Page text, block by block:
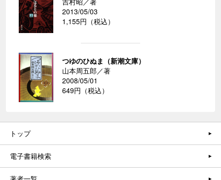
2013/05/03
1,155円（税込）
つゆのひぬま（新潮文庫）
山本周五郎／著
2008/05/01
649円（税込）
トップ
電子書籍検索